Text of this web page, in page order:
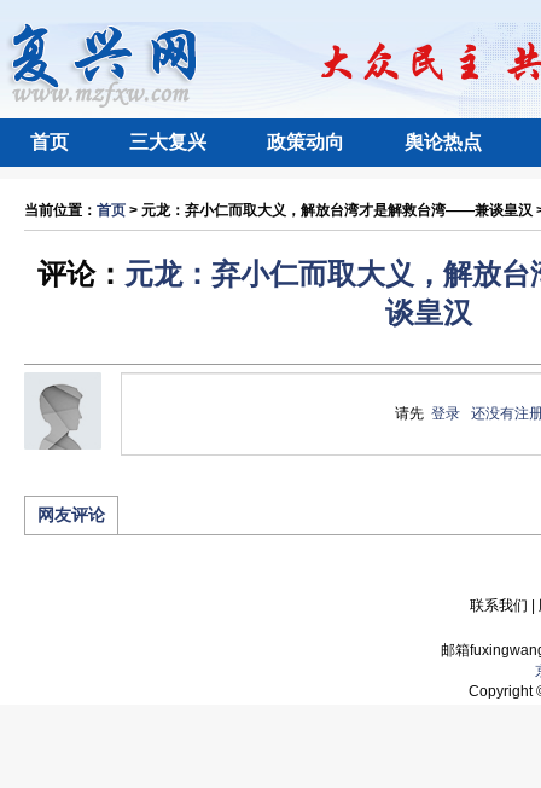
首页 三大复兴 政策动向 舆论热点
当前位置： 首页 > 元龙：弃小仁而取大义，解放台湾才是解救台湾——兼谈皇汉
评论： 元龙：弃小仁而取大义，解放
谈皇汉
请先登录 还没有注
网友评论
联系我们
邮箱
Copyright